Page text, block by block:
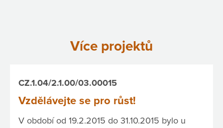
Více projektů
CZ.1.04/2.1.00/03.00015
Vzdělávejte se pro růst!
V období od 19.2.2015 do 31.10.2015 bylo u